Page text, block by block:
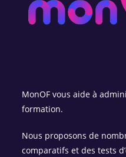
MonOF vous aide à
formation.
Nous proposons de
comparatifs et des tests